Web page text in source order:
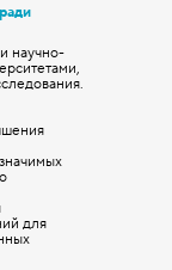
научно-
для